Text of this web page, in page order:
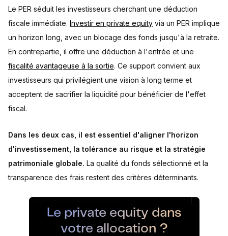
Le PER séduit les investisseurs cherchant une déduction
fiscale immédiate. Investir en private equity via un PER implique
un horizon long, avec un blocage des fonds jusqu'à la retraite.
En contrepartie, il offre une déduction à l'entrée et une
fiscalité avantageuse à la sortie. Ce support convient aux
investisseurs qui privilégient une vision à long terme et
acceptent de sacrifier la liquidité pour bénéficier de l'effet
fiscal.
Dans les deux cas, il est essentiel d'aligner l'horizon
d'investissement, la tolérance au risque et la stratégie
patrimoniale globale. La qualité du fonds sélectionné et la
transparence des frais restent des critères déterminants.
Le private equity dans
votre allocation ?